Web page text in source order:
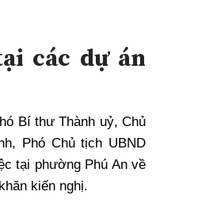
các dự án
Bí thư Thành uỷ, Chủ
Phó Chủ tịch UBND
tại phường Phú An về
kiến nghị.